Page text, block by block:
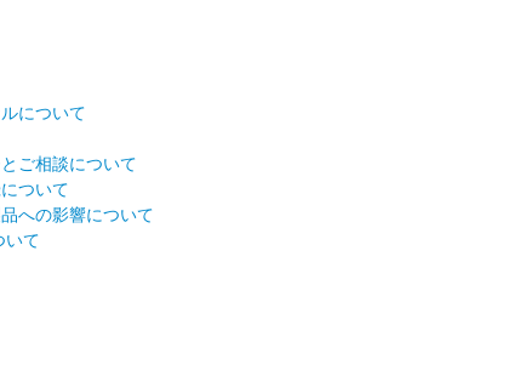
について
ご相談について
ついて
への影響について
いて